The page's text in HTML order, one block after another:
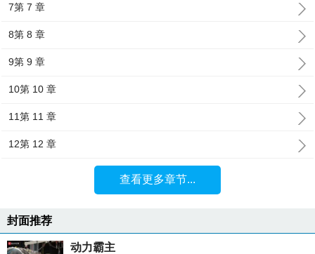
7第 7 章
8第 8 章
9第 9 章
10第 10 章
11第 11 章
12第 12 章
查看更多章节...
封面推荐
动力霸主